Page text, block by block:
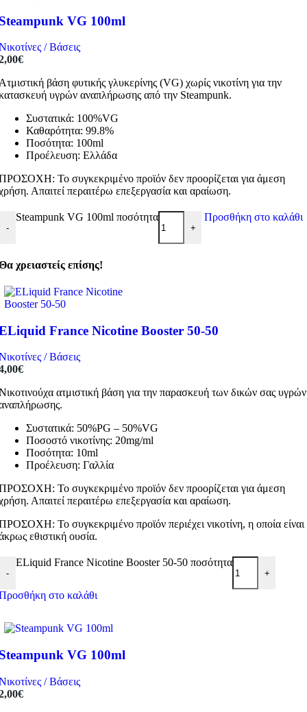
VG 100ml
/ Βάσεις
€
βάση φυτικής γλυκερίνης (VG) χωρίς νικοτίνη για την
υγρών αναπλήρωσης από την Steampunk.
Συστατικά: 100%VG
Καθαρότητα: 99.8%
Ποσότητα: 100ml
Προέλευση: Ελλάδα
Το συγκεκριμένο προϊόν δεν προορίζεται για άμεση
Απαιτεί περαιτέρω επεξεργασία και αραίωση.
-
Steampunk VG 100ml ποσότητα
+
Προσθήκη στο καλάθι
χρειαστείς επίσης!
France Nicotine Booster 50-50
/ Βάσεις
€
ατμιστική βάση για την παρασκευή των δικών σας υγρών
Συστατικά: 50%PG – 50%VG
Ποσοστό νικοτίνης: 20mg/ml
Ποσότητα: 10ml
Προέλευση: Γαλλία
Το συγκεκριμένο προϊόν δεν προορίζεται για άμεση
Απαιτεί περαιτέρω επεξεργασία και αραίωση.
Το συγκεκριμένο προϊόν περιέχει νικοτίνη, η οποία είναι
εθιστική ουσία.
-
ELiquid France Nicotine Booster 50-50 ποσότητα
+
στο καλάθι
VG 100ml
/ Βάσεις
€